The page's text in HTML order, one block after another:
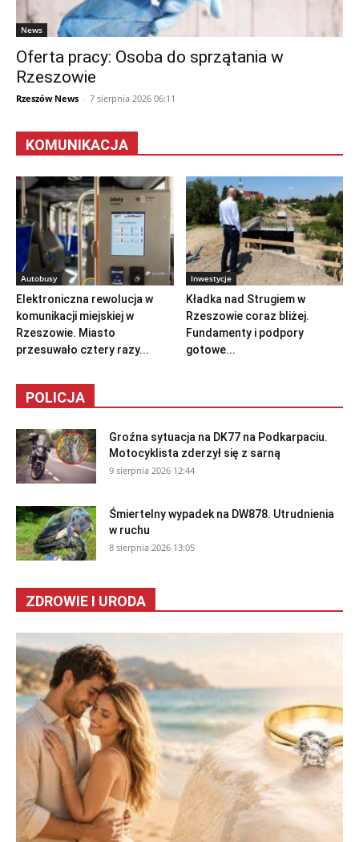
News
Oferta pracy: Osoba do sprzątania w
Rzeszowie
Rzeszów News - 7 sierpnia 2026 06:11
KOMUNIKACJA
Autobusy
Elektroniczna rewolucja w
komunikacji miejskiej w
Rzeszowie. Miasto
przesuwało cztery razy...
Inwestycje
Kładka nad Strugiem w
Rzeszowie coraz bliżej.
Fundamenty i podpory
gotowe...
POLICJA
Groźna sytuacja na DK77 na Podkarpaciu.
Motocyklista zderzył się z sarną
9 sierpnia 2026 12:44
Śmiertelny wypadek na DW878. Utrudnienia
w ruchu
8 sierpnia 2026 13:05
ZDROWIE I URODA